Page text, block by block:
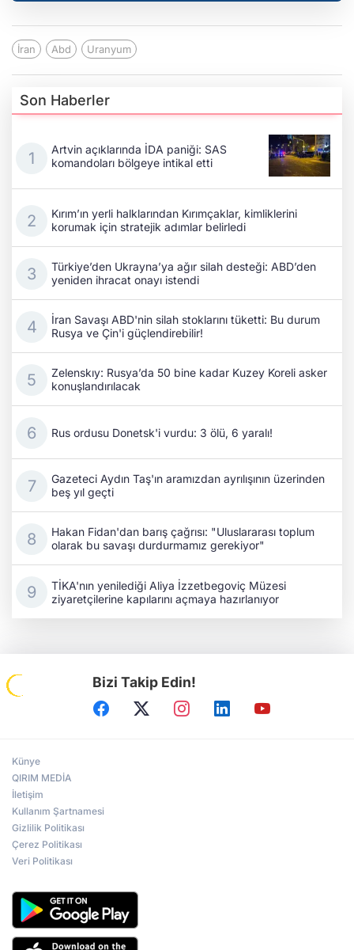
İran Abd Uranyum
Son Haberler
Artvin açıklarında İDA paniği: SAS
komandoları bölgeye intikal etti
Kırım’ın yerli halklarından Kırımçaklar, kimliklerini
korumak için stratejik adımlar belirledi
Türkiye’den Ukrayna’ya ağır silah desteği: ABD’den
yeniden ihracat onayı istendi
İran Savaşı ABD'nin silah stoklarını tüketti: Bu durum
Rusya ve Çin'i güçlendirebilir!
Zelenskıy: Rusya’da 50 bine kadar Kuzey Koreli asker
konuşlandırılacak
Rus ordusu Donetsk'i vurdu: 3 ölü, 6 yaralı!
Gazeteci Aydın Taş'ın aramızdan ayrılışının üzerinden
beş yıl geçti
Hakan Fidan'dan barış çağrısı: "Uluslararası toplum
olarak bu savaşı durdurmamız gerekiyor"
TİKA'nın yenilediği Aliya İzzetbegoviç Müzesi
ziyaretçilerine kapılarını açmaya hazırlanıyor
Bizi Takip Edin!
Künye
QIRIM MEDİA
İletişim
Kullanım Şartnamesi
Gizlilik Politikası
Çerez Politikası
Veri Politikası